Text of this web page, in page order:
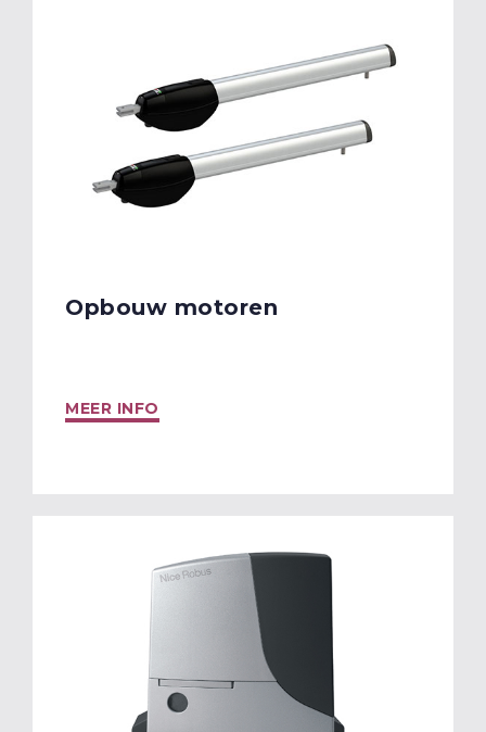
Opbouw motoren
MEER INFO